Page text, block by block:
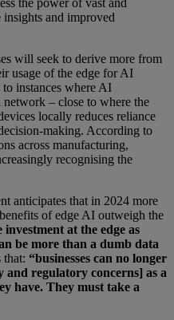
and improved
will seek to derive more from
usage of the edge for AI
to instances where AI
– close to where the
locally reduces reliance
making. According to
across manufacturing,
recognising the
anticipates that in 2024 more
of edge AI outweigh the
at the edge as
be more than a dumb data
that: “businesses can no longer
and regulatory concerns] as a
have. They must take a